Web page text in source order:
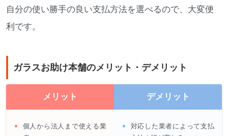
自分の使い勝手の良い支払方法を選べるので、大変便
利です。
ガラスお助け本舗のメリット・デメリット
メリット
個人から法人まで使える業
デメリット
対応した業者によって支払